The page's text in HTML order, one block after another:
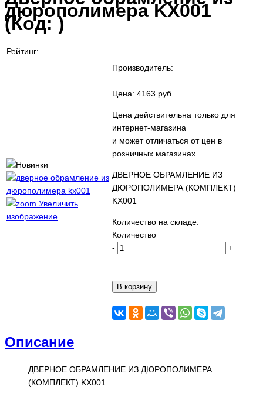
дюрополимера KX001
(Код:)
Рейтинг:
Увеличить
изображение
Производитель:
Цена: 4163 руб.
Цена действительна только для
интернет-магазина
и может отличаться от цен в
розничных магазинах
ДВЕРНОЕ ОБРАМЛЕНИЕ ИЗ
ДЮРОПОЛИМЕРА (КОМПЛЕКТ)
KX001
Количество на складе:
Количество
-
+
Описание
ДВЕРНОЕ ОБРАМЛЕНИЕ ИЗ ДЮРОПОЛИМЕРА
(КОМПЛЕКТ) KX001